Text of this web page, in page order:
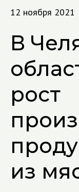
12 ноября 2021
В
рост
из